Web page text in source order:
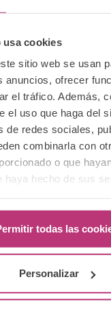
usa cookies
sitio web se usan
anuncios, ofrecer
el tráfico. Además,
el uso que haga del
de redes sociales,
combinarla con
o que
haya hecho de sus
todas las
Personalizar
Sobre Nosotros
Acerca del Instituto
Equipo
Docentes
Preguntas frecuentes
de la
en Salud Mental
de Psicoterapia
Psiquiatría perinatal